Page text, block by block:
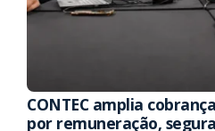
CONTEC amplia
por remuneração,